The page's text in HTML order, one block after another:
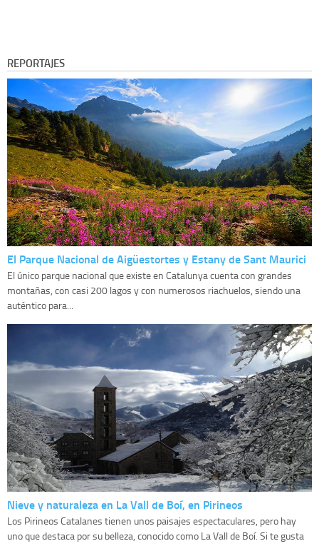
REPORTAJES
El Parque Nacional de Aigüestortes y Estany de Sant Maurici
El único parque nacional que existe en Catalunya cuenta con grandes
montañas, con casi 200 lagos y con numerosos riachuelos, siendo una
auténtico para...
Nieve y naturaleza en La Vall de Boí, en Pirineos
Los Pirineos Catalanes tienen unos paisajes espectaculares, pero hay
uno que destaca por su belleza, conocido como La Vall de Boí. Si te gusta